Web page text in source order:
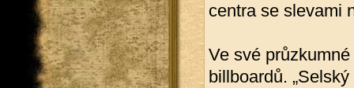
centra se slevami
Ve své
billboardů.